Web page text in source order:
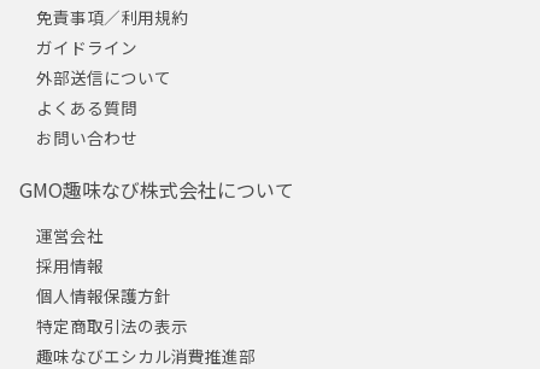
免責事項／利用規約
ガイドライン
外部送信について
よくある質問
お問い合わせ
GMO趣味なび株式会社について
運営会社
採用情報
個人情報保護方針
特定商取引法の表示
趣味なびエシカル消費推進部